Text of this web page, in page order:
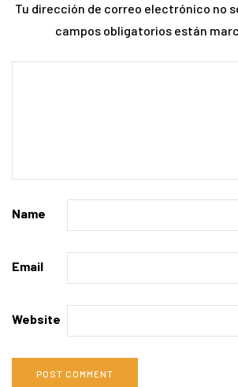
Tu dirección de correo electrónico no
campos obligatorios están
Name
Email
Website